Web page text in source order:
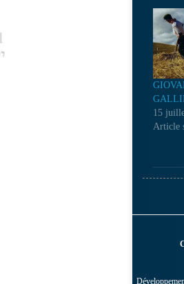
15
Article